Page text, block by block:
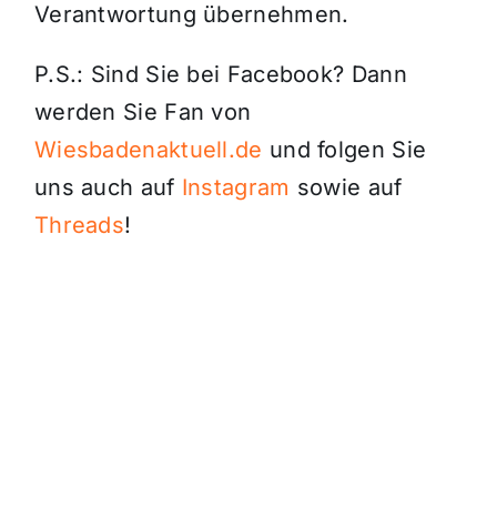
Verantwortung übernehmen.
P.S.: Sind Sie bei Facebook? Dann
werden Sie Fan von
Wiesbadenaktuell.de und folgen Sie
uns auch auf Instagram sowie auf
Threads!